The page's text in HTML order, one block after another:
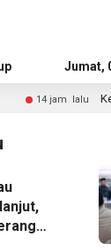
Advertorial
Jumat,
Kejari Kabupaten